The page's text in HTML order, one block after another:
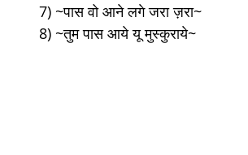
7) ~पास वो आने लगे जरा ज़रा~
8) ~तुम पास आये यू मुस्कुराये~